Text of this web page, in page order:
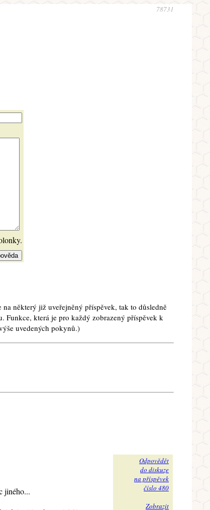
78731
na některý již uveřejněný příspěvek, tak to důsledně
Funkce, která je pro každý zobrazený příspěvek k
uvedených pokynů.)
jiného...
Odpovědět
do diskuze
na příspěvek
číslo 480
Zobrazit